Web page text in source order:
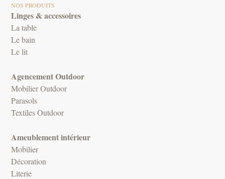
NOS PRODUITS
Linges & accessoires
La table
Le bain
Le lit
Agencement Outdoor
Mobilier Outdoor
Parasols
Textiles Outdoor
Ameublement intérieur
Mobilier
Décoration
Literie